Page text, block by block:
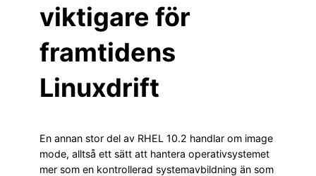
viktigare för
framtidens
Linuxdrift
En annan stor del av RHEL 10.2 handlar om image
mode, alltså ett sätt att hantera operativsystemet
mer som en kontrollerad systemavbildning än som